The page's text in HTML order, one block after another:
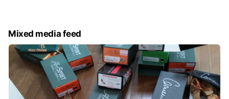
e
Mixed media feed